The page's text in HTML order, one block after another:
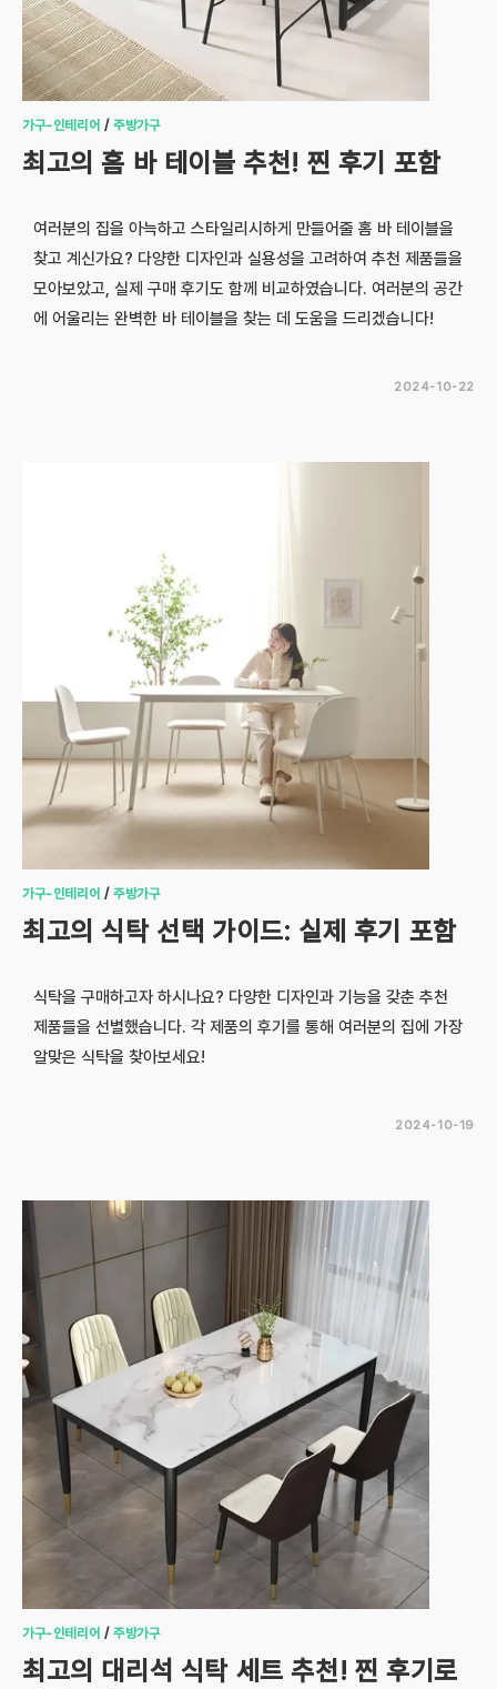
가구-인테리어 /주방가구
최고의 홈 바 테이블 추천! 찐 후기 포함
여러분의 집을 아늑하고 스타일리시하게 만들어줄 홈 바 테이블을
찾고 계신가요? 다양한 디자인과 실용성을 고려하여 추천 제품들을
모아보았고, 실제 구매 후기도 함께 비교하였습니다. 여러분의 공간
에 어울리는 완벽한 바 테이블을 찾는 데 도움을 드리겠습니다!
2024-10-22
가구-인테리어 /주방가구
최고의 식탁 선택 가이드: 실제 후기 포함
식탁을 구매하고자 하시나요? 다양한 디자인과 기능을 갖춘 추천
제품들을 선별했습니다. 각 제품의 후기를 통해 여러분의 집에 가장
알맞은 식탁을 찾아보세요!
2024-10-19
가구-인테리어 /주방가구
최고의 대리석 식탁 세트 추천! 찐 후기로